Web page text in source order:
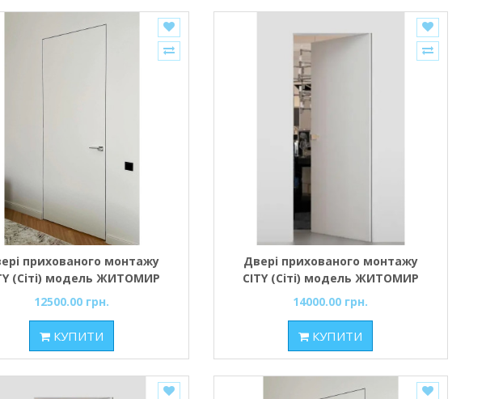
прихованого монтажу
(Сіті) модель ЖИТОМИР
(відкривання зовнішнє)
полотно з торцем під
профіль коробки -
матовий хром
12500.00 грн.
КУПИТИ
Двері прихованого монтажу
CITY (Сіті) модель ЖИТОМИР
(внутрішнє inside) Полотно з
торцем під фарбування,
профіль коробки - матовий
14000.00 грн.
КУПИТИ